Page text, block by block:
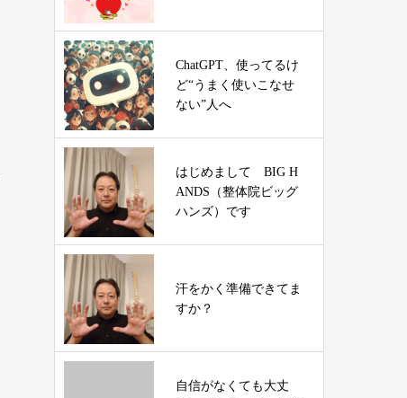
ChatGPT、使ってるけ
ど“うまく使いこなせ
ない”人へ
はじめまして BIG H
ANDS（整体院ビッグ
ハンズ）です
汗をかく準備できてま
すか？
自信がなくても大丈